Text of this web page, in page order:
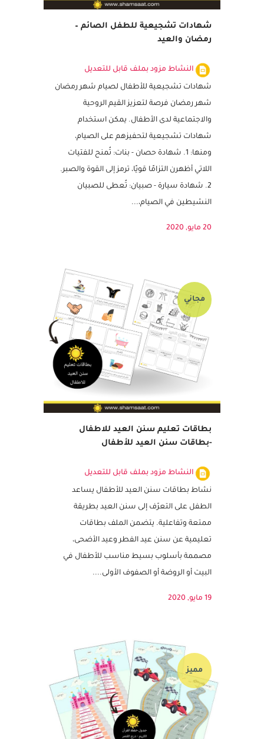
رمضان والعيد
النشاط مزود بملف قابل للتعديل
شهادات تشجيعية للأطفال لصيام شهر رمضان
شهر رمضان فرصة لتعزيز القيم الروحية
والاجتماعية لدى الأطفال. يمكن استخدام
شهادات تشجيعية لتحفيزهم على الصيام،
ومنها: 1. شهادة حصان - بنات: تُمنح للفتيات
اللاتي أظهرن التزامًا قويًا، ترمز إلى القوة والصبر.
-بطاقات سنن العيد للأطفال
مجاني
النشاط مزود بملف قابل للتعديل
نشاط بطاقات سنن العيد للأطفال يساعد
الطفل على التعرّف إلى سنن العيد بطريقة
ممتعة وتفاعلية. يتضمن الملف بطاقات
تعليمية عن سنن عيد الفطر وعيد الأضحى،
مميز